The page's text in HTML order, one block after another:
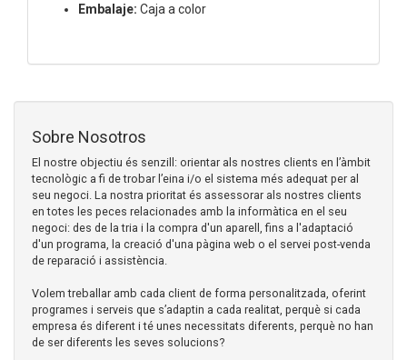
Embalaje: Caja a color
Sobre Nosotros
El nostre objectiu és senzill: orientar als nostres clients en l’àmbit
tecnològic a fi de trobar l’eina i/o el sistema més adequat per al
seu negoci. La nostra prioritat és assessorar als nostres clients
en totes les peces relacionades amb la informàtica en el seu
negoci: des de la tria i la compra d'un aparell, fins a l'adaptació
d'un programa, la creació d'una pàgina web o el servei post-venda
de reparació i assistència.
Volem treballar amb cada client de forma personalitzada, oferint
programes i serveis que s’adaptin a cada realitat, perquè si cada
empresa és diferent i té unes necessitats diferents, perquè no han
de ser diferents les seves solucions?